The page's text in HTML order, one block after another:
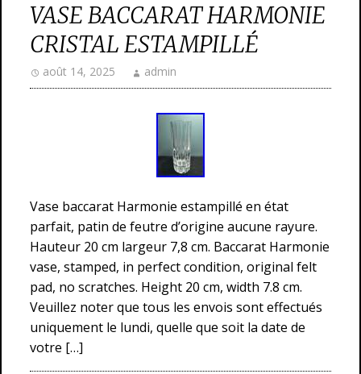
VASE BACCARAT HARMONIE
CRISTAL ESTAMPILLÉ
août 14, 2025 admin
Vase baccarat Harmonie estampillé en état
parfait, patin de feutre d’origine aucune rayure.
Hauteur 20 cm largeur 7,8 cm. Baccarat Harmonie
vase, stamped, in perfect condition, original felt
pad, no scratches. Height 20 cm, width 7.8 cm.
Veuillez noter que tous les envois sont effectués
uniquement le lundi, quelle que soit la date de
votre […]